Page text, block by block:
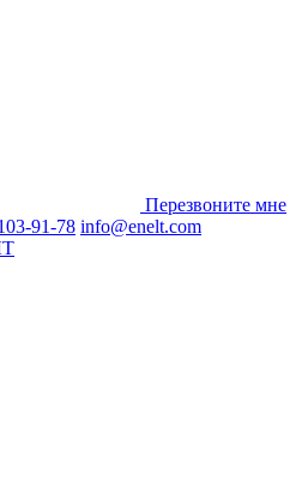
Перезвоните мне
91-78 info@enelt.com